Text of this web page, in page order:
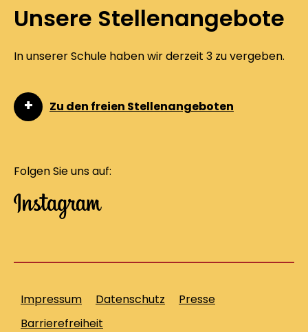
Unsere Stellenangebote
In unserer Schule haben wir derzeit 3 zu vergeben.
Zu den freien Stellenangeboten
Folgen Sie uns auf:
Impressum Datenschutz
Presse
Barrierefreiheit